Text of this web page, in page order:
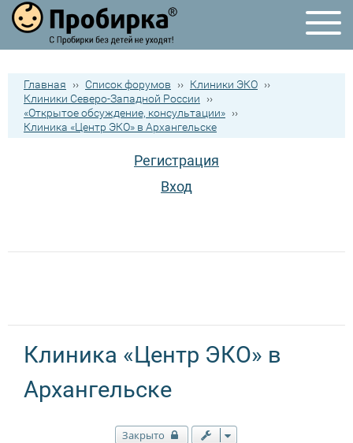
Главная ›› Список форумов ›› Клиники ЭКО ››
Клиники Северо-Западной России
››
«Открытое обсуждение, консультации» ››
Клиника «Центр ЭКО» в Архангельске
Регистрация
Вход
Клиника «Центр ЭКО» в
Архангельске
Закрыто